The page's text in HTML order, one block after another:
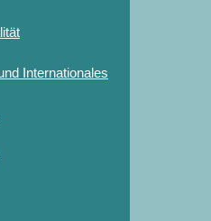
Internationales